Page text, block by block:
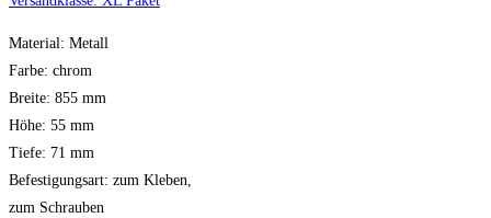
Material: Metall
Farbe: chrom
Breite: 855 mm
Höhe: 55 mm
Tiefe: 71 mm
Befestigungsart: zum Kleben,
zum Schrauben